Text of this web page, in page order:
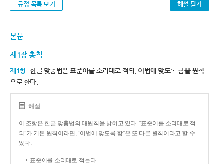
규정 목록 보기 해설 닫기
본문
제1장 총칙
제1항 한글 맞춤법은 표준어를 소리대로 적되, 어법에 맞도록 함을 원칙
으로 한다.
해설
이 조항은 한글 맞춤법의 대원칙을 밝히고 있다. “표준어를 소리대로 적
되”가 기본 원칙이라면, “어법에 맞도록 함”은 또 다른 원칙이라고 할 수
있다.
표준어를 소리대로 적는다.